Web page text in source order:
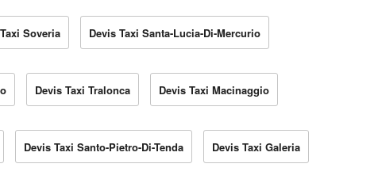
Soveria Devis Taxi Santa-Lucia-Di-Mercurio
Devis Taxi Tralonca Devis Taxi Macinaggio
Devis Taxi Santo-Pietro-Di-Tenda Devis Taxi Galeria